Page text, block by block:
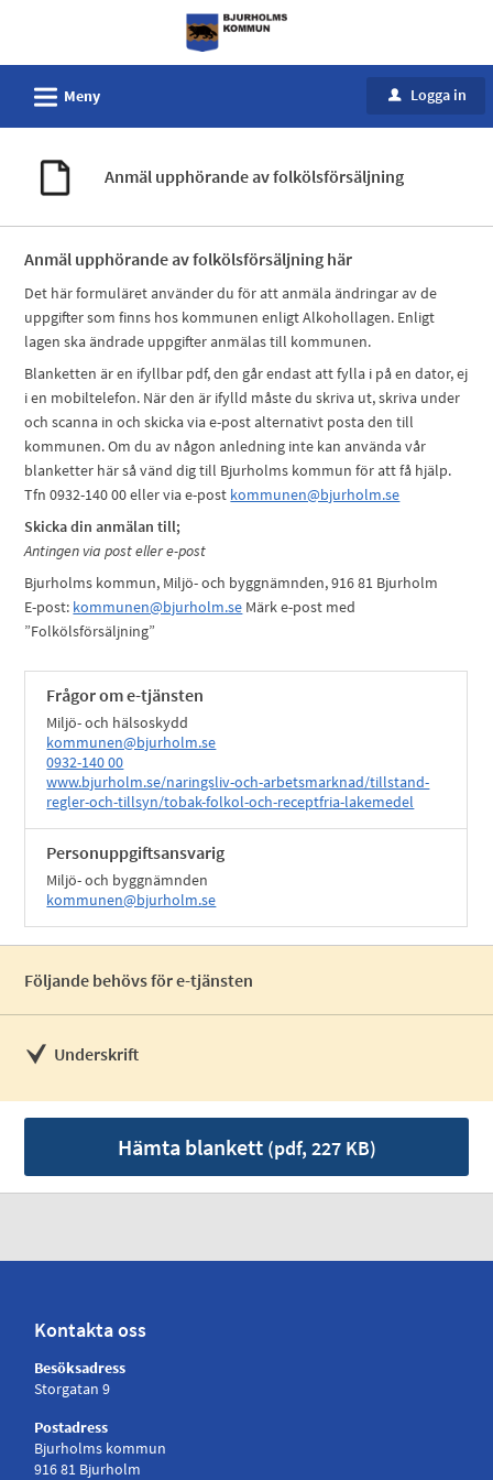
tjänster
-
Bjurholms
kommun
L Meny u Logga in
Anmäl upphörande av folkölsförsäljning
Anmäl upphörande av folkölsförsäljning här
Det här formuläret använder du för att anmäla ändringar av de
uppgifter som finns hos kommunen enligt Alkohollagen. Enligt
lagen ska ändrade uppgifter anmälas till kommunen.
Blanketten är en ifyllbar pdf, den går endast att fylla i på en dator, ej
i en mobiltelefon. När den är ifylld måste du skriva ut, skriva under
och scanna in och skicka via e-post alternativt posta den till
kommunen. Om du av någon anledning inte kan använda vår
blanketter här så vänd dig till Bjurholms kommun för att få hjälp.
Tfn 0932-140 00 eller via e-post kommunen@bjurholm.se
Skicka din anmälan till;
Antingen via post eller e-post
Bjurholms kommun, Miljö- och byggnämnden, 916 81 Bjurholm
E-post: kommunen@bjurholm.se Märk e-post med
”Folkölsförsäljning”
Frågor om e-tjänsten
Miljö- och hälsoskydd
kommunen@bjurholm.se
0932-140 00
www.bjurholm.se/naringsliv-och-arbetsmarknad/tillstand-
regler-och-tillsyn/tobak-folkol-och-receptfria-lakemedel
Personuppgiftsansvarig
Miljö- och byggnämnden
kommunen@bjurholm.se
Följande behövs för e-tjänsten
Underskrift
Hämta blankett(pdf, 227 KB)
Kontakta oss
Besöksadress
Storgatan 9
Postadress
Bjurholms kommun
916 81 Bjurholm